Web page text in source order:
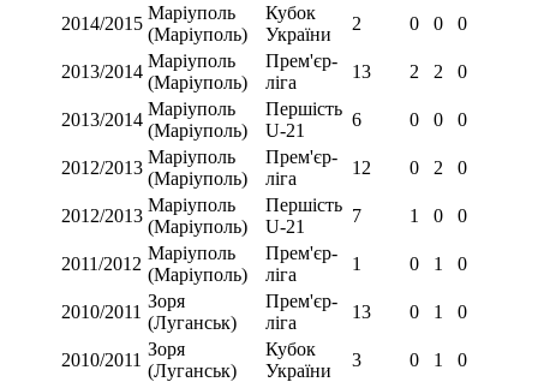
2014/2015
Маріуполь
(Маріуполь)
Кубок
України
2 0 0 0
2013/2014
Маріуполь
(Маріуполь)
Прем'єр-
ліга
13 2 2 0
2013/2014
Маріуполь
(Маріуполь)
Першість
U-21
6 0 0 0
2012/2013
Маріуполь
(Маріуполь)
Прем'єр-
ліга
12 0 2 0
2012/2013
Маріуполь
(Маріуполь)
Першість
U-21
7 1 0 0
2011/2012
Маріуполь
(Маріуполь)
Прем'єр-
ліга
1 0 1 0
2010/2011
Зоря
(Луганськ)
Прем'єр-
ліга
13 0 1 0
2010/2011
Зоря
(Луганськ)
Кубок
України
3 0 1 0